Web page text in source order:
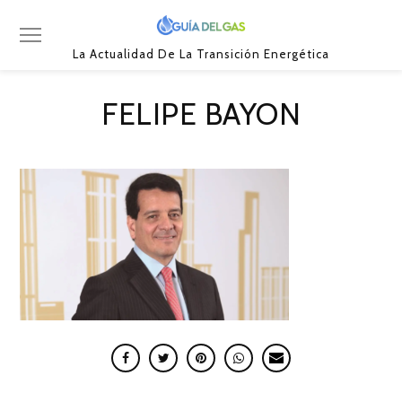
La Actualidad De La Transición Energética
FELIPE BAYON